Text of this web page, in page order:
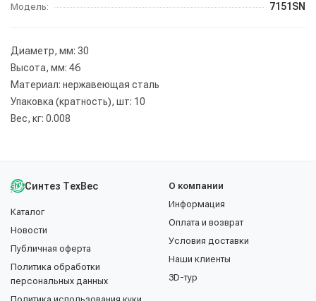
Модель: 7151SN
Диаметр, мм: 30
Высота, мм: 46
Материал: нержавеющая сталь
Упаковка (кратность), шт: 10
Вес, кг: 0.008
Синтез ТехВес
Каталог
Новости
Публичная оферта
Политика обработки
персональных данных
О компании
Информация
Оплата и возврат
Условия доставки
Наши клиенты
3D-тур